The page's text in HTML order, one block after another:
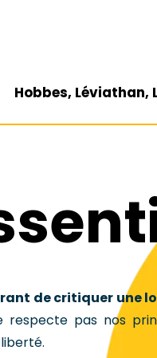
Hobbes, Léviathan,
de critiquer une
respecte pas nos